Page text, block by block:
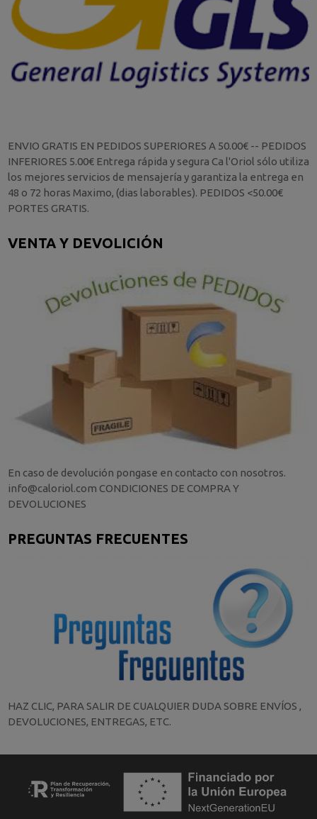
ENVIO GRATIS EN PEDIDOS SUPERIORES A 50.00€ -- PEDIDOS
INFERIORES 5.00€ Entrega rápida y segura Ca l'Oriol sólo utiliza
los mejores servicios de mensajería y garantiza la entrega en
48 o 72 horas Maximo, (dias laborables). PEDIDOS <50.00€
PORTES GRATIS.
VENTA Y DEVOLICIÓN
En caso de devolución pongase en contacto con nosotros.
info@caloriol.com CONDICIONES DE COMPRA Y
DEVOLUCIONES
PREGUNTAS FRECUENTES
HAZ CLIC, PARA SALIR DE CUALQUIER DUDA SOBRE ENVÍOS ,
DEVOLUCIONES, ENTREGAS, ETC.